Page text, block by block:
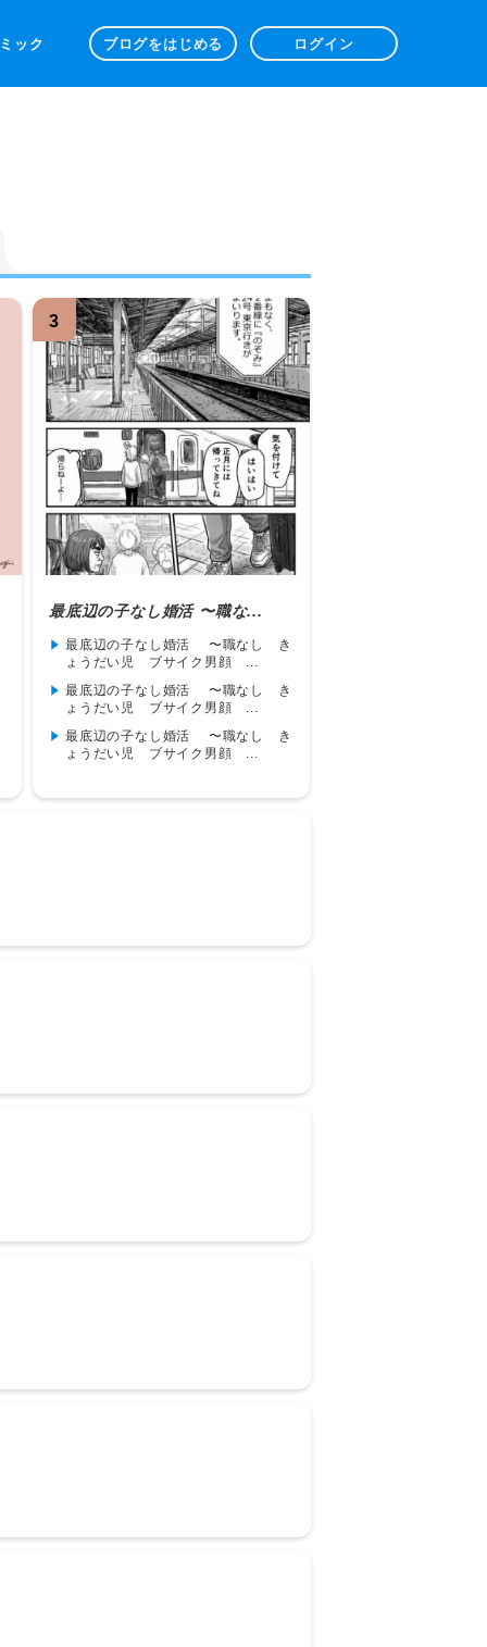
ック ブログをはじめる ログイン
3
最底辺の子なし婚活 〜職な...
最底辺の子なし婚活 〜職なし き
ょうだい児 ブサイク男顔 ...
最底辺の子なし婚活 〜職なし き
ょうだい児 ブサイク男顔 ...
最底辺の子なし婚活 〜職なし き
ょうだい児 ブサイク男顔 ...